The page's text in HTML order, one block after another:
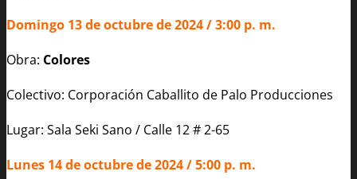
Domingo 13 de octubre de 2024 / 3:00 p. m.
Obra: Colores
Colectivo: Corporación Caballito de Palo Producciones
Lugar: Sala Seki Sano / Calle 12 # 2-65
Lunes 14 de octubre de 2024 / 5:00 p. m.